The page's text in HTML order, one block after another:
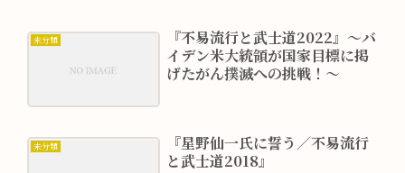
未分類
『不易流行と武士道2022』～バ
イデン米大統領が国家目標に掲
げたがん撲滅への挑戦！～
未分類
『星野仙一氏に誓う／不易流行
と武士道2018』